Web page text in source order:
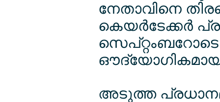
നേതാവിനെ
കെയര്‍ടേക്കര്‍
അടുത്ത